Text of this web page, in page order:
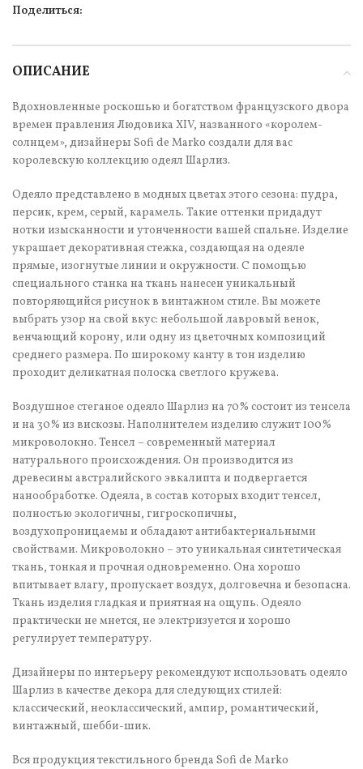
Поделиться:
ОПИСАНИЕ
Вдохновленные роскошью и богатством французского двора
времен правления Людовика XIV, названного «королем-
солнцем», дизайнеры Sofi de Marko создали для вас
королевскую коллекцию одеял Шарлиз.
Одеяло представлено в модных цветах этого сезона: пудра,
персик, крем, серый, карамель. Такие оттенки придадут
нотки изысканности и утонченности вашей спальне. Изделие
украшает декоративная стежка, создающая на одеяле
прямые, изогнутые линии и окружности. С помощью
специального станка на ткань нанесен уникальный
повторяющийся рисунок в винтажном стиле. Вы можете
выбрать узор на свой вкус: небольшой лавровый венок,
венчающий корону, или одну из цветочных композиций
среднего размера. По широкому канту в тон изделию
проходит деликатная полоска светлого кружева.
Воздушное стеганое одеяло Шарлиз на 70% состоит из тенсела
и на 30% из вискозы. Наполнителем изделию служит 100%
микроволокно. Тенсел – современный материал
натурального происхождения. Он производится из
древесины австралийского эвкалипта и подвергается
нанообработке. Одеяла, в состав которых входит тенсел,
полностью экологичны, гигроскопичны,
воздухопроницаемы и обладают антибактериальными
свойствами. Микроволокно – это уникальная синтетическая
ткань, тонкая и прочная одновременно. Она хорошо
впитывает влагу, пропускает воздух, долговечна и безопасна.
Ткань изделия гладкая и приятная на ощупь. Одеяло
практически не мнется, не электризуется и хорошо
регулирует температуру.
Дизайнеры по интерьеру рекомендуют использовать одеяло
Шарлиз в качестве декора для следующих стилей:
классический, неоклассический, ампир, романтический,
винтажный, шебби-шик.
Вся продукция текстильного бренда Sofi de Marko